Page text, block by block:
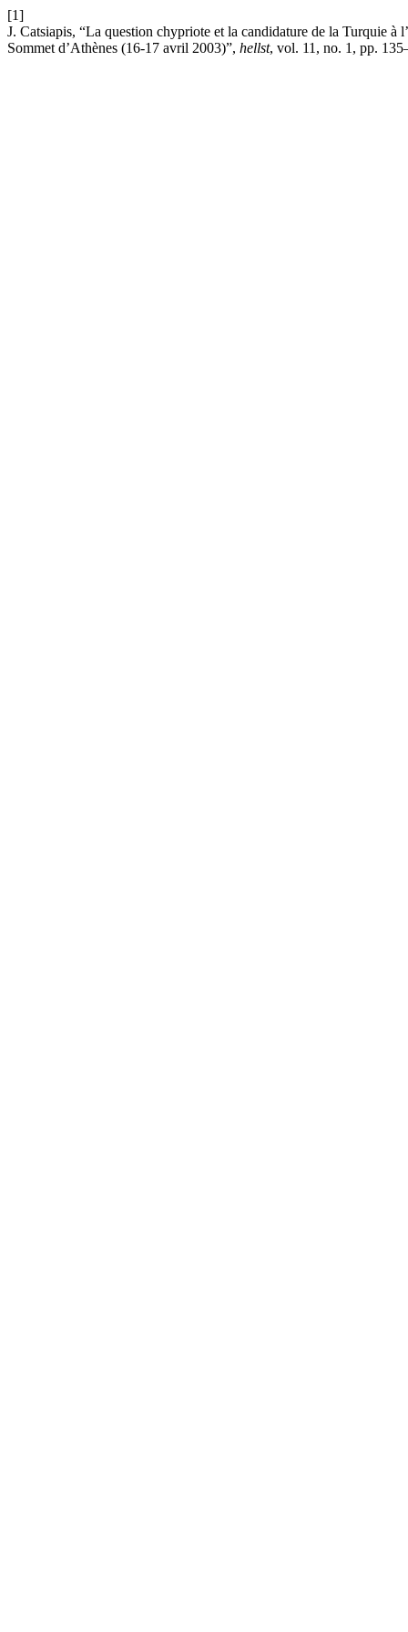
[1]
J. Catsiapis, “La question chypriote et la candidature de la Turquie
Sommet d’Athènes (16-17 avril 2003)”, hellst, vol. 11, no. 1, pp.